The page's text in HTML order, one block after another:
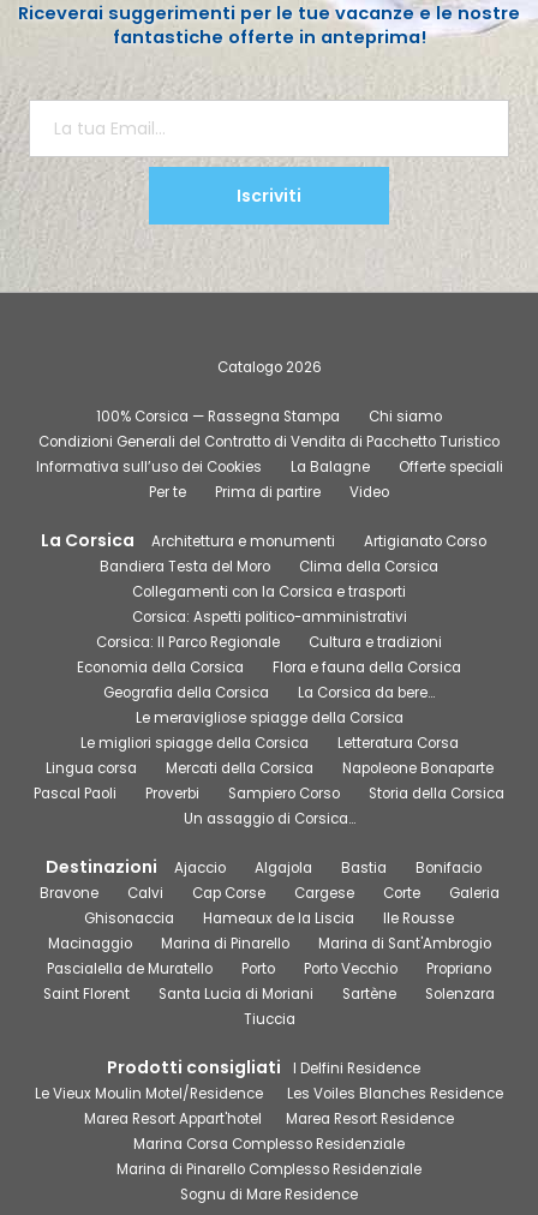
Riceverai suggerimenti per le tue vacanze e le nostre
fantastiche offerte in anteprima!
Iscriviti
Catalogo 2026
100% Corsica — Rassegna Stampa
Chi siamo
Condizioni Generali del Contratto di Vendita di Pacchetto Turistico
Informativa sull’uso dei Cookies
La Balagne
Offerte speciali
Per te
Prima di partire Video
La Corsica Architettura e monumenti
Artigianato Corso
Bandiera Testa del Moro
Clima della Corsica
Collegamenti con la Corsica e trasporti
Corsica: Aspetti politico-amministrativi
Corsica: Il Parco Regionale
Cultura e tradizioni
Economia della Corsica
Flora e fauna della Corsica
Geografia della Corsica
La Corsica da bere…
Le meravigliose spiagge della Corsica
Le migliori spiagge della Corsica
Letteratura Corsa
Lingua corsa
Mercati della Corsica
Napoleone Bonaparte
Pascal Paoli
Proverbi Sampiero Corso
Storia della Corsica
Un assaggio di Corsica…
Destinazioni Ajaccio Algajola Bastia
Bonifacio
Bravone
Calvi Cap Corse Cargese Corte
Galeria
Ghisonaccia
Hameaux de la Liscia
Ile Rousse
Macinaggio
Marina di Pinarello
Marina di Sant'Ambrogio
Pascialella de Muratello
Porto Porto Vecchio
Propriano
Saint Florent
Santa Lucia di Moriani Sartène
Solenzara
Tiuccia
Prodotti consigliati
I Delfini Residence
Le Vieux Moulin Motel/Residence
Les Voiles Blanches Residence
Marea Resort Appart'hotel
Marea Resort Residence
Marina Corsa Complesso Residenziale
Marina di Pinarello Complesso Residenziale
Sognu di Mare Residence